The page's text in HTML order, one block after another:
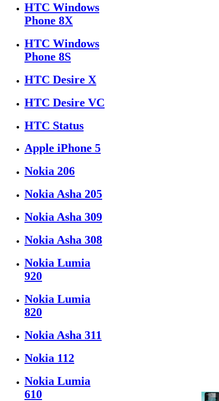
HTC Windows
Phone 8X
HTC Windows
Phone 8S
HTC Desire X
HTC Desire VC
HTC Status
Apple iPhone 5
Nokia 206
Nokia Asha 205
Nokia Asha 309
Nokia Asha 308
Nokia Lumia
920
Nokia Lumia
820
Nokia Asha 311
Nokia 112
Nokia Lumia
610